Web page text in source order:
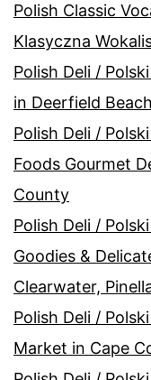
Polish Classic
Klasyczna
Polish Deli /
in Deerfield
Polish Deli /
Foods Gourmet
County
Polish Deli /
Goodies &
Clearwater,
Polish Deli /
Market in Cape